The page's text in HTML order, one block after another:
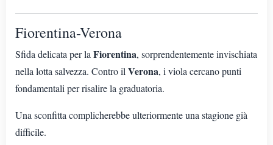
Fiorentina-Verona
Sfida delicata per la Fiorentina, sorprendentemente invischiata
nella lotta salvezza. Contro il Verona, i viola cercano punti
fondamentali per risalire la graduatoria.
Una sconfitta complicherebbe ulteriormente una stagione già
difficile.